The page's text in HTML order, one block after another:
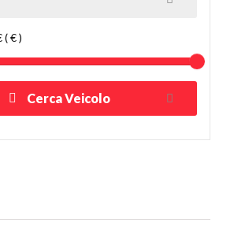
( € )
Cerca Veicolo